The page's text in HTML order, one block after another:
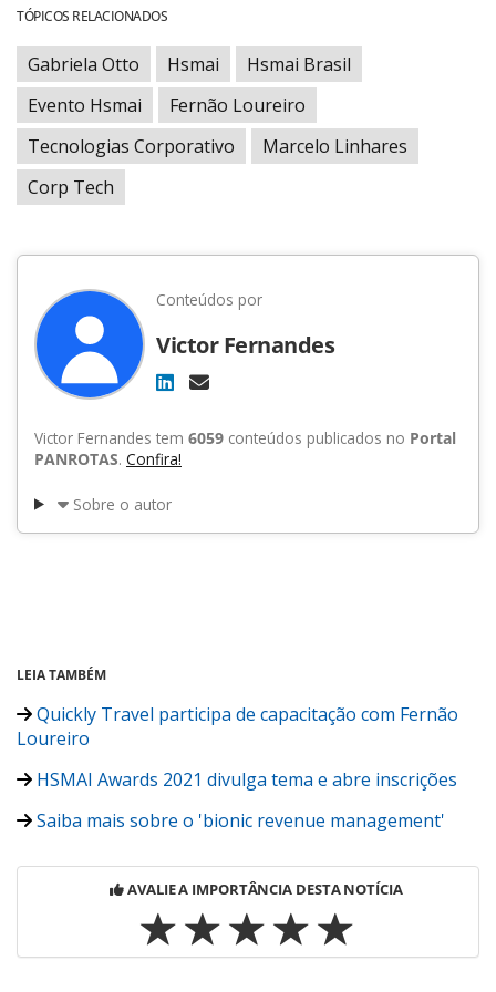
TÓPICOS RELACIONADOS
Gabriela Otto Hsmai
Hsmai Brasil
Evento Hsmai
Fernão Loureiro
Tecnologias Corporativo
Marcelo Linhares
Corp Tech
Conteúdos por
Victor Fernandes
Victor Fernandes tem 6059 conteúdos publicados no Portal
PANROTAS. Confira!
Sobre o autor
LEIA TAMBÉM
Quickly Travel participa de capacitação com Fernão
Loureiro
HSMAI Awards 2021 divulga tema e abre inscrições
Saiba mais sobre o 'bionic revenue management'
AVALIE A IMPORTÂNCIA DESTA NOTÍCIA